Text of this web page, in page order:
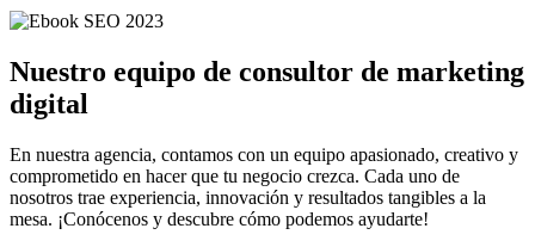
Nuestro equipo de consultor de marketing
digital
En nuestra agencia, contamos con un equipo apasionado, creativo y
comprometido en hacer que tu negocio crezca. Cada uno de
nosotros trae experiencia, innovación y resultados tangibles a la
mesa. ¡Conócenos y descubre cómo podemos ayudarte!